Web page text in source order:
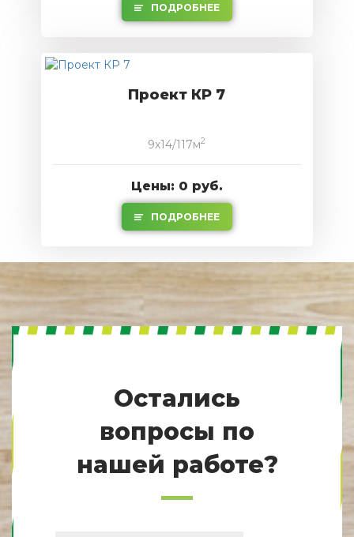
ПОДРОБНЕЕ
Проект КР 7
9x14/117м2
Цены: 0 руб.
ПОДРОБНЕЕ
Остались
вопросы по
нашей работе?